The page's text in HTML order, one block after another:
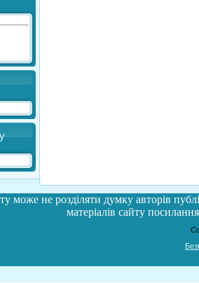
може не розділяти думку авторів
матеріалів сайту